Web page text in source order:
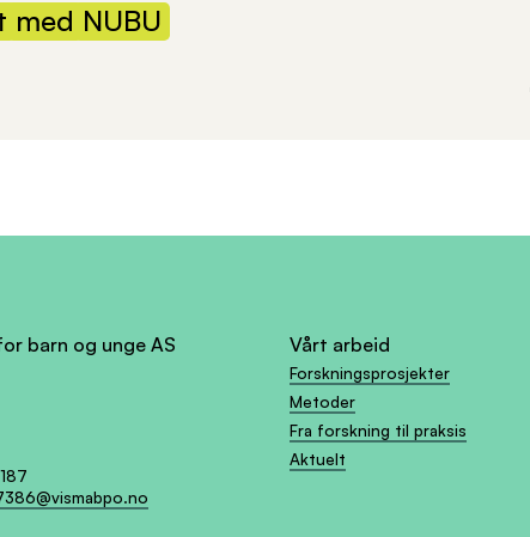
med NUBU
barn og unge AS Vårt arbeid
Forskningsprosjekter
Metoder
Fra forskning til praksis
Aktuelt